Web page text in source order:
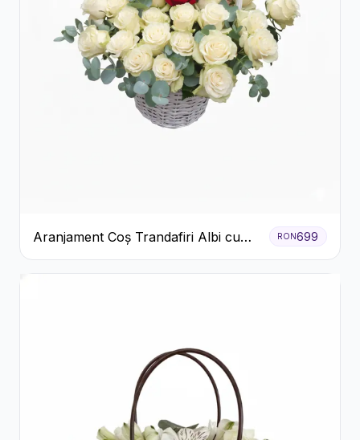
Aranjament Coș Trandafiri Albi cu
Accent Roșu
RON699